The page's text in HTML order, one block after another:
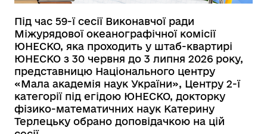
Під час 59-ї сесії Виконавчої ради
Міжурядової океанографічної комісії
ЮНЕСКО, яка проходить у штаб-квартирі
ЮНЕСКО з 30 червня до 3 липня 2026 року,
представницю Національного центру
«Мала академія наук України», Центру 2-ї
категорії під егідою ЮНЕСКО, докторку
фізико-математичних наук Катерину
Терлецьку обрано доповідачкою на цій